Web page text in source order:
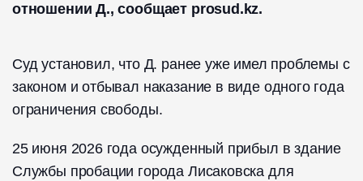
отношении Д., сообщает prosud.kz.
Суд установил, что Д. ранее уже имел проблемы с
законом и отбывал наказание в виде одного года
ограничения свободы.
25 июня 2026 года осужденный прибыл в здание
Службы пробации города Лисаковска для